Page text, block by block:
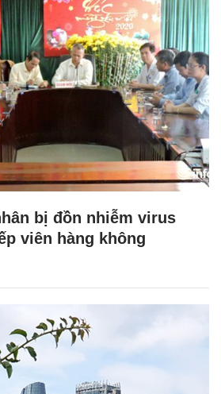
bị đồn nhiễm virus
viên hàng không